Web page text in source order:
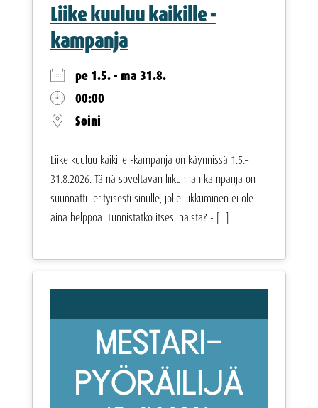
Liike kuuluu kaikille -
kampanja
pe 1.5. - ma 31.8.
00:00
Soini
Liike kuuluu kaikille -kampanja on käynnissä 1.5.–
31.8.2026. Tämä soveltavan liikunnan kampanja on
suunnattu erityisesti sinulle, jolle liikkuminen ei ole
aina helppoa. Tunnistatko itsesi näistä? - [...]